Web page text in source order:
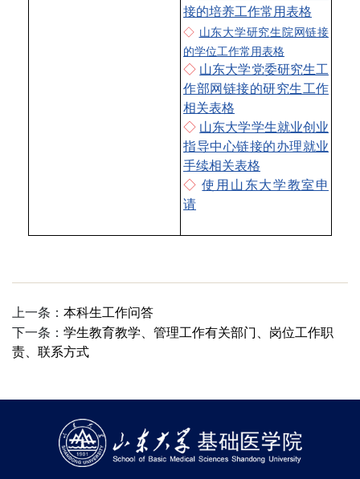
接的培养工作常用表格
◇ 山东大学研究生院网链接
的学位工作常用表格
◇ 山东大学党委研究生工
作部网链接的研究生工作
相关表格
◇ 山东大学学生就业创业
指导中心链接的办理就业
手续相关表格
◇使用山东大学教室申
请
上一条： 本科生工作问答
下一条： 学生教育教学、管理工作有关部门、岗位工作职
责、联系方式